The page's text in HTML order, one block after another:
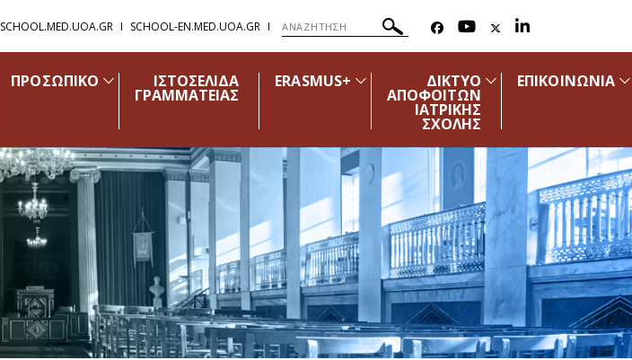
SCHOOL.MED.UOA.GR SCHOOL-EN.MED.UOA.GR
ΠΡΟΣΩΠΙΚΟ ΙΣΤΟΣΕΛΙΔΑ
ΓΡΑΜΜΑΤΕΙΑΣ
ERASMUS+ ΔΙΚΤΥΟ
ΑΠΟΦΟΙΤΩΝ
ΙΑΤΡΙΚΗΣ
ΣΧΟΛΗΣ
ΕΠΙΚΟΙΝΩΝΙΑ